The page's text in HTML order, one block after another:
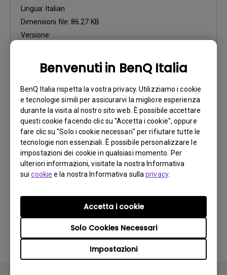
Benvenuti in BenQ Italia
BenQ Italia rispetta la vostra privacy. Utilizziamo i cookie
e tecnologie simili per assicurarvi la migliore esperienza
durante la visita al nostro sito web. È possibile accettare
questi cookie facendo clic su "Accetta i cookie", oppure
fare clic su "Solo i cookie necessari" per rifiutare tutte le
tecnologie non essenziali. È possibile personalizzare le
impostazioni dei cookie in qualsiasi momento. Per
ulteriori informazioni, visitate la nostra Informativa
suicookie e la nostra Informativa sullaprivacy.
Impostazioni
Solo Cookies Necessari
Accetta i cookie
Lingua: Italian
Dimensioni file: 86.27 KB
Versione:
Anteprima
Manuale utente
Manuale Utente
Aggiorna:2006/11/15
Lingua: Italian
Versione: